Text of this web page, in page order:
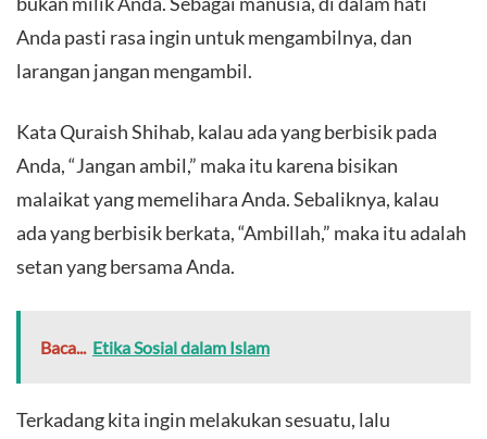
Anda pasti rasa ingin untuk mengambilnya, dan
larangan jangan mengambil.
Kata Quraish Shihab, kalau ada yang berbisik pada
Anda, “Jangan ambil,” maka itu karena bisikan
malaikat yang memelihara Anda. Sebaliknya, kalau
ada yang berbisik berkata, “Ambillah,” maka itu adalah
setan yang bersama Anda.
Baca... Etika Sosial dalam Islam
Terkadang kita ingin melakukan sesuatu, lalu